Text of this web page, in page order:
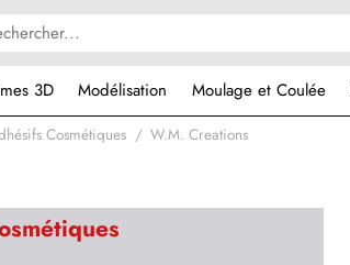
3D Modélisation Moulage et Coulée
Cosmétiques W.M. Creations